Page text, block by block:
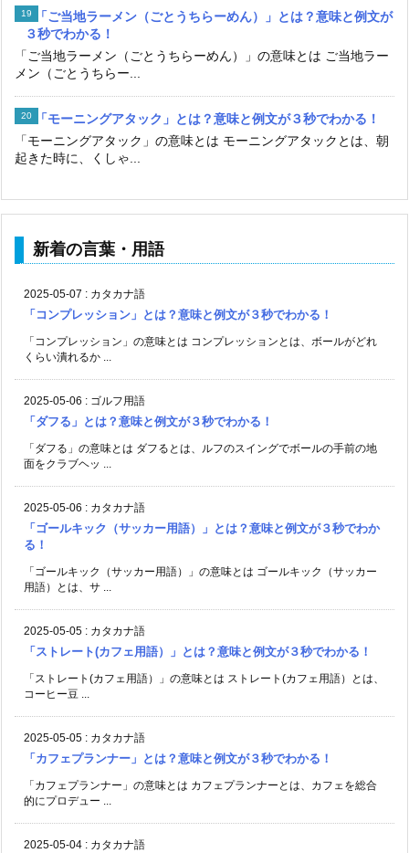
「ご当地ラーメン（ごとうちらーめん）」とは？意味と例文が
３秒でわかる！
「ご当地ラーメン（ごとうちらーめん）」の意味とは ご当地ラー
メン（ごとうちらー...
「モーニングアタック」とは？意味と例文が３秒でわかる！
「モーニングアタック」の意味とは モーニングアタックとは、朝
起きた時に、くしゃ...
新着の言葉・用語
2025-05-07 : カタカナ語
「コンプレッション」とは？意味と例文が３秒でわかる！
「コンプレッション」の意味とは コンプレッションとは、ボールがどれ
くらい潰れるか ...
2025-05-06 : ゴルフ用語
「ダフる」とは？意味と例文が３秒でわかる！
「ダフる」の意味とは ダフるとは、ルフのスイングでボールの手前の地
面をクラブヘッ ...
2025-05-06 : カタカナ語
「ゴールキック（サッカー用語）」とは？意味と例文が３秒でわか
る！
「ゴールキック（サッカー用語）」の意味とは ゴールキック（サッカー
用語）とは、サ ...
2025-05-05 : カタカナ語
「ストレート(カフェ用語）」とは？意味と例文が３秒でわかる！
「ストレート(カフェ用語）」の意味とは ストレート(カフェ用語）とは、
コーヒー豆 ...
2025-05-05 : カタカナ語
「カフェプランナー」とは？意味と例文が３秒でわかる！
「カフェプランナー」の意味とは カフェプランナーとは、カフェを総合
的にプロデュー ...
2025-05-04 : カタカナ語